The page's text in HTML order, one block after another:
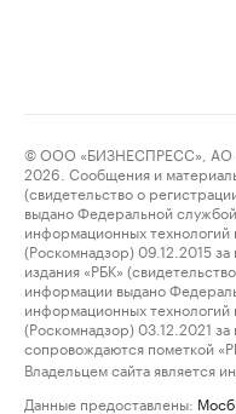
© ООО «БИЗНЕСПРЕСС», АО
2026. Сообщения и
(свидетельство о
выдано Федеральной
информационных
(Роскомнадзор) 09.12.2015
издания «РБК»
информации выдано
информационных
(Роскомнадзор) 03.12.2021
сопровождаются пометкой
Владельцем сайта является
Данные предоставлены: